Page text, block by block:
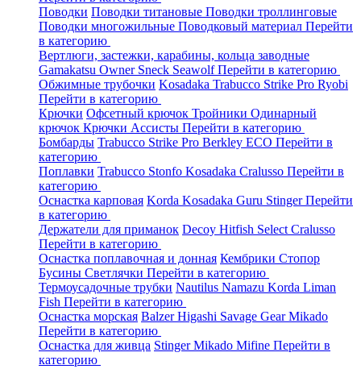
Поводки Поводки титановые Поводки троллинговые
Поводки многожильные Поводковый материал Перейти
в категорию
Вертлюги, застежки, карабины, кольца заводные
Gamakatsu Owner Sneck SeawolfПерейти в категорию
Обжимные трубочки Kosadaka Trabucco Strike Pro Ryobi
Перейти в категорию
Крючки Офсетный крючок Тройники Одинарный
крючок Крючки Ассисты Перейти в категорию
Бомбарды Trabucco Strike Pro Berkley ECO Перейти в
категорию
Поплавки Trabucco Stonfo Kosadaka Cralusso Перейти в
категорию
Оснастка карповая Korda Kosadaka Guru StingerПерейти
в категорию
Держатели для приманок Decoy Hitfish Select Cralusso
Перейти в категорию
Оснастка поплавочная и донная Кембрики Стопор
Бусины Светлячки Перейти в категорию
Термоусадочные трубки Nautilus Namazu Korda Liman
Fish Перейти в категорию
Оснастка морская BalzerHigashi Savage GearMikado
Перейти в категорию
Оснастка для живца StingerMikado Mifine Перейти в
категорию